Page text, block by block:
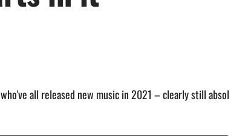
all released new music in 2021 – clearly still absol